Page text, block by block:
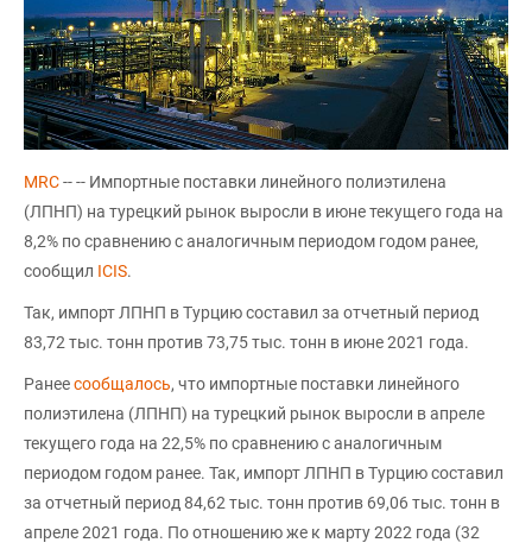
MRC-- -- Импортные поставки линейного полиэтилена
(ЛПНП) на турецкий рынок выросли в июне текущего года на
8,2% по сравнению с аналогичным периодом годом ранее,
сообщил ICIS.
Так, импорт ЛПНП в Турцию составил за отчетный период
83,72 тыс. тонн против 73,75 тыс. тонн в июне 2021 года.
Ранеесообщалось, что импортные поставки линейного
полиэтилена (ЛПНП) на турецкий рынок выросли в апреле
текущего года на 22,5% по сравнению с аналогичным
периодом годом ранее. Так, импорт ЛПНП в Турцию составил
за отчетный период 84,62 тыс. тонн против 69,06 тыс. тонн в
апреле 2021 года. По отношению же к марту 2022 года (32